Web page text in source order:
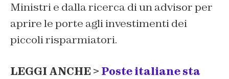
Ministri e dalla ricerca di un advisor per
aprire le porte agli investimenti dei
piccoli risparmiatori.
LEGGI ANCHE > Poste italiane sta